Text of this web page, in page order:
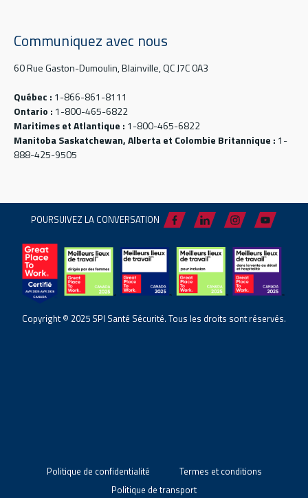
Communiquez avec nous
60 Rue Gaston-Dumoulin, Blainville, QC J7C 0A3
Québec : 1-866-861-8111
Ontario : 1-800-465-6822
Maritimes et Atlantique : 1-800-465-6822
Manitoba Saskatchewan, Alberta et Colombie Britannique : 1-
888-425-9505
POURSUIVEZ LA CONVERSATION
Copyright © 2025 SPI Santé Sécurité. Tous les droits sont réservés.
Politique de confidentialité
Termes et conditions
Politique de transport